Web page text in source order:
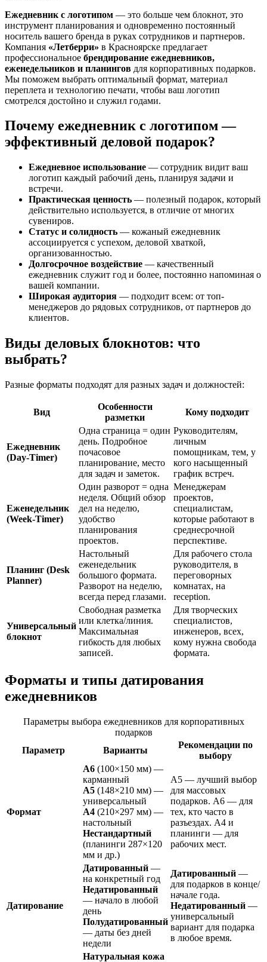
Ежедневник с логотипом — это больше чем блокнот, это
инструмент планирования и одновременно постоянный
носитель вашего бренда в руках сотрудников и партнеров.
Компания «Летберри» в Красноярске предлагает
профессиональное брендирование ежедневников,
еженедельников и планингов для корпоративных подарков.
Мы поможем выбрать оптимальный формат, материал
переплета и технологию печати, чтобы ваш логотип
смотрелся достойно и служил годами.
Почему ежедневник с логотипом —
эффективный деловой подарок?
Ежедневное использование — сотрудник видит ваш
логотип каждый рабочий день, планируя задачи и
встречи.
Практическая ценность — полезный подарок, который
действительно используется, в отличие от многих
сувениров.
Статус и солидность — кожаный ежедневник
ассоциируется с успехом, деловой хваткой,
организованностью.
Долгосрочное воздействие — качественный
ежедневник служит год и более, постоянно напоминая о
вашей компании.
Широкая аудитория — подходит всем: от топ-
менеджеров до рядовых сотрудников, от партнеров до
клиентов.
Виды деловых блокнотов: что
выбрать?
Разные форматы подходят для разных задач и должностей:
Вид
Особенности
разметки
Кому подходит
Ежедневник
(Day-Timer)
Одна страница = один
день. Подробное
почасовое
планирование, место
для задач и заметок.
Руководителям,
личным
помощникам, тем, у
кого насыщенный
график встреч.
Еженедельник
(Week-Timer)
Один разворот = одна
неделя. Общий обзор
дел на неделю,
удобство
планирования
проектов.
Менеджерам
проектов,
специалистам,
которые работают в
среднесрочной
перспективе.
Планинг (Desk
Planner)
Настольный
еженедельник
большого формата.
Разворот на неделю,
всегда перед глазами.
Для рабочего стола
руководителя, в
переговорных
комнатах, на
reception.
Универсальный
блокнот
Свободная разметка
или клетка/линия.
Максимальная
гибкость для любых
записей.
Для творческих
специалистов,
инженеров, всех,
кому нужна свобода
формата.
Форматы и типы датирования
ежедневников
Параметры выбора ежедневников для корпоративных
подарков
Параметр
Варианты
Рекомендации по
выбору
Формат
А6 (100×150 мм) —
карманный
А5 (148×210 мм) —
универсальный
А4 (210×297 мм) —
настольный
Нестандартный
(планинги 287×120
мм и др.)
А5 — лучший выбор
для массовых
подарков. А6 — для
тех, кто часто в
разъездах. А4 и
планинги — для
рабочих мест.
Датирование
Датированный —
на конкретный год
Недатированный
— начало в любой
день
Полудатированный
— даты без дней
недели
Датированный —
для подарков в конце/
начале года.
Недатированный —
универсальный
вариант для подарка
в любое время.
Натуральная кожа